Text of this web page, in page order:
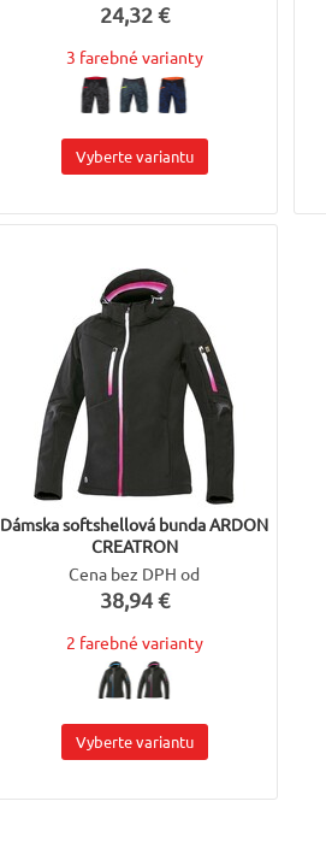
24,32 €
3 farebné varianty
Vyberte variantu
Dámska softshellová bunda ARDON
CREATRON
Cena bez DPH od
38,94 €
2 farebné varianty
Vyberte variantu